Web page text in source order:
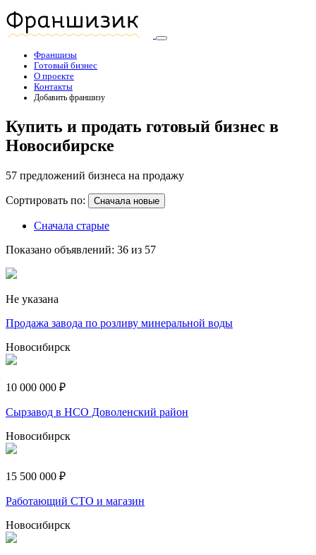
Франшизы
Готовый бизнес
О проекте
Контакты
Добавить франшизу
Купить и продать готовый бизнес в
Новосибирске
57 предложений бизнеса на продажу
Сортировать по: Сначала новые
Сначала старые
Показано объявлений: 36 из 57
Не указана
Продажа завода по розливу минеральной воды
Новосибирск
10 000 000 ₽
Сырзавод в НСО Доволенский район
Новосибирск
15 500 000 ₽
Работающий СТО и магазин
Новосибирск